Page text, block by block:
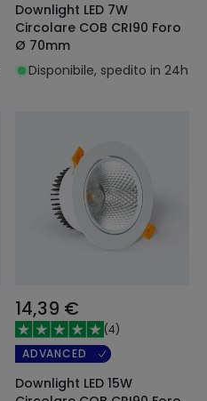
Downlight LED 7W
Circolare COB CRI90 Foro
Ø 70mm
Disponibile, spedito in 24h
14,39 €
(4)
ADVANCED
Downlight LED 15W